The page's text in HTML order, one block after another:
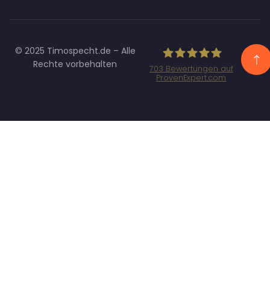
© 2025 Timospecht.de – Alle
Rechte vorbehalten
Marketing GmbH
703 Bewertungen auf
ProvenExpert.com